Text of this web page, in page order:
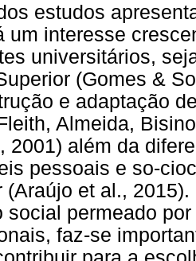
estudos
um interesse
universitários,
(Gomes &
e adaptação
Almeida,
2001) além da
pessoais e so-
(Araújo et al.,
social permeado
faz-se